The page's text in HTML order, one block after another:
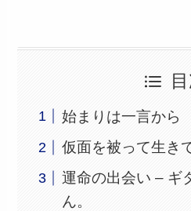
始まりは一言から
仮面を被って生き
運命の出会い – ギ
ん。